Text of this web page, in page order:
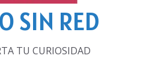
SIN RED
TU CURIOSIDAD